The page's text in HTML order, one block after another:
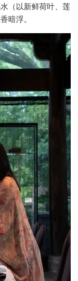
（以新鲜荷叶、莲
暗浮。